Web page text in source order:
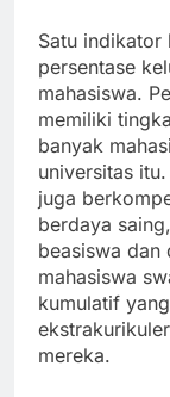
Satu indikator
persentase
mahasiswa.
memiliki
banyak
universitas
juga
berdaya
beasiswa dan
mahasiswa
kumulatif
mereka.